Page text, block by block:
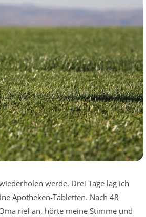
werde. Drei Tage lag ich
Apotheken-Tabletten. Nach 48
rief an, hörte meine Stimme und